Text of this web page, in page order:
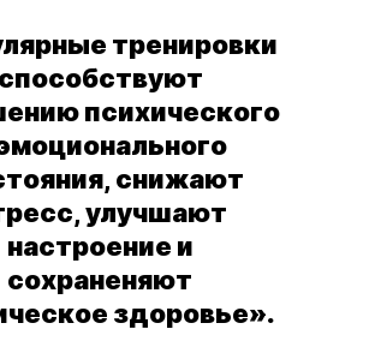
тренировки
способствуют
психического
снижают
улучшают
настроение и
сохраненяют
здоровье».